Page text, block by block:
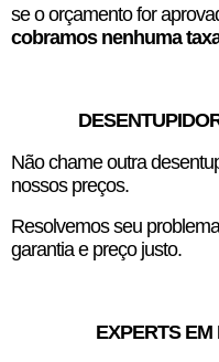
se o orçamento for
cobramos nenhuma
Não chame outra
nossos preços.
Resolvemos seu
garantia e preço justo.
EXPERTS